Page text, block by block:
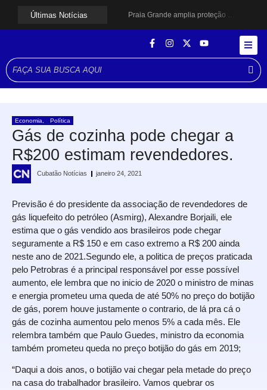
Últimas Notícias
Praia Grande amplia proteção a mulheres vítimas de violência e registra dezenas de prisões
Curso de Agentes Ambientais abre inscrições para formar multiplicadores de boas práticas em Cubatão
Economia Política
Gás de cozinha pode chegar a
R$200 estimam revendedores.
Cubatão Notícias janeiro 24, 2021
Previsão é do presidente da associação de revendedores de
gás liquefeito do petróleo (Asmirg), Alexandre Borjaili, ele
estima que o gás vendido aos brasileiros pode chegar
seguramente a R$ 150 e em caso extremo a R$ 200 ainda
neste ano de 2021.Segundo ele, a politica de preços praticada
pelo Petrobras é a principal responsável por esse possível
aumento, ele lembra que no inicio de 2020 o ministro de minas
e energia prometeu uma queda de até 50% no preço do botijão
de gás, porem houve justamente o contrario, de lá pra cá o
gás de cozinha aumentou pelo menos 5% a cada mês. Ele
relembra também que Paulo Guedes, ministro da economia
também prometeu queda no preço botijão do gás em 2019;
“Daqui a dois anos, o botijão vai chegar pela metade do preço
na casa do trabalhador brasileiro. Vamos quebrar os